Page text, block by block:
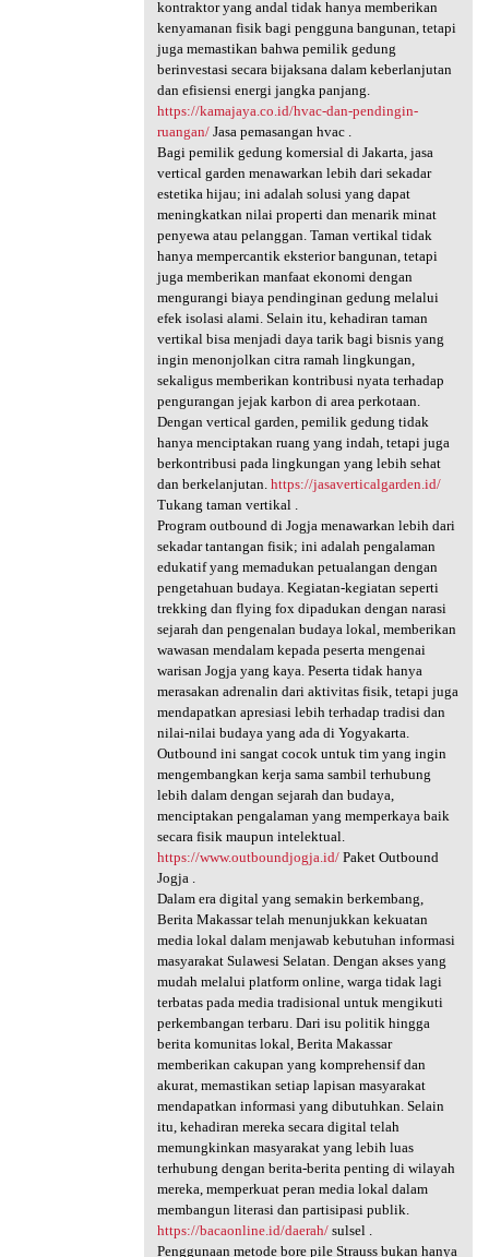
kontraktor yang andal tidak hanya memberikan
kenyamanan fisik bagi pengguna bangunan, tetapi
juga memastikan bahwa pemilik gedung
berinvestasi secara bijaksana dalam keberlanjutan
dan efisiensi energi jangka panjang.
https://kamajaya.co.id/hvac-dan-pendingin-
ruangan/Jasa pemasangan hvac .
Bagi pemilik gedung komersial di Jakarta, jasa
vertical garden menawarkan lebih dari sekadar
estetika hijau; ini adalah solusi yang dapat
meningkatkan nilai properti dan menarik minat
penyewa atau pelanggan. Taman vertikal tidak
hanya mempercantik eksterior bangunan, tetapi
juga memberikan manfaat ekonomi dengan
mengurangi biaya pendinginan gedung melalui
efek isolasi alami. Selain itu, kehadiran taman
vertikal bisa menjadi daya tarik bagi bisnis yang
ingin menonjolkan citra ramah lingkungan,
sekaligus memberikan kontribusi nyata terhadap
pengurangan jejak karbon di area perkotaan.
Dengan vertical garden, pemilik gedung tidak
hanya menciptakan ruang yang indah, tetapi juga
berkontribusi pada lingkungan yang lebih sehat
dan berkelanjutan. https://jasaverticalgarden.id/
Tukang taman vertikal .
Program outbound di Jogja menawarkan lebih dari
sekadar tantangan fisik; ini adalah pengalaman
edukatif yang memadukan petualangan dengan
pengetahuan budaya. Kegiatan-kegiatan seperti
trekking dan flying fox dipadukan dengan narasi
sejarah dan pengenalan budaya lokal, memberikan
wawasan mendalam kepada peserta mengenai
warisan Jogja yang kaya. Peserta tidak hanya
merasakan adrenalin dari aktivitas fisik, tetapi juga
mendapatkan apresiasi lebih terhadap tradisi dan
nilai-nilai budaya yang ada di Yogyakarta.
Outbound ini sangat cocok untuk tim yang ingin
mengembangkan kerja sama sambil terhubung
lebih dalam dengan sejarah dan budaya,
menciptakan pengalaman yang memperkaya baik
secara fisik maupun intelektual.
https://www.outboundjogja.id/Paket Outbound
Jogja .
Dalam era digital yang semakin berkembang,
Berita Makassar telah menunjukkan kekuatan
media lokal dalam menjawab kebutuhan informasi
masyarakat Sulawesi Selatan. Dengan akses yang
mudah melalui platform online, warga tidak lagi
terbatas pada media tradisional untuk mengikuti
perkembangan terbaru. Dari isu politik hingga
berita komunitas lokal, Berita Makassar
memberikan cakupan yang komprehensif dan
akurat, memastikan setiap lapisan masyarakat
mendapatkan informasi yang dibutuhkan. Selain
itu, kehadiran mereka secara digital telah
memungkinkan masyarakat yang lebih luas
terhubung dengan berita-berita penting di wilayah
mereka, memperkuat peran media lokal dalam
membangun literasi dan partisipasi publik.
https://bacaonline.id/daerah/sulsel .
Penggunaan metode bore pile Strauss bukan hanya